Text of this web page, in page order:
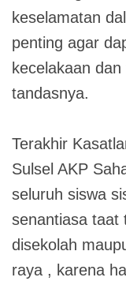
keselamatan
penting agar
kecelakaan
tandasnya.
Terakhir
Sulsel AKP
seluruh siswa
senantiasa taat
disekolah
raya , karena